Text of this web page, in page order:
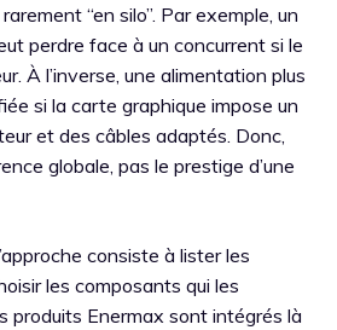
“en silo”. Par exemple, un
perdre face à un concurrent si le
À l’inverse, une alimentation plus
si la carte graphique impose un
et des câbles adaptés. Donc,
globale, pas le prestige d’une
consiste à lister les
les composants qui les
produits Enermax sont intégrés là